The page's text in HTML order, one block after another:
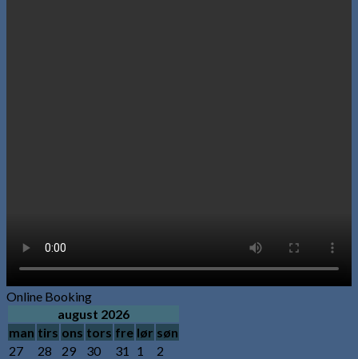
Online Booking
august 2026
man tirs ons tors fre lør søn
27
28 29 30 31 1
2